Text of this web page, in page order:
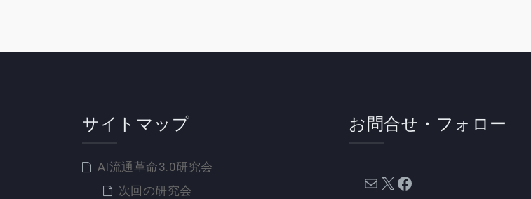
ョ
ン
サイトマップ
AI流通革命3.0研究会
次回の研究会
お問合せ・フォロー
メール X Facebook